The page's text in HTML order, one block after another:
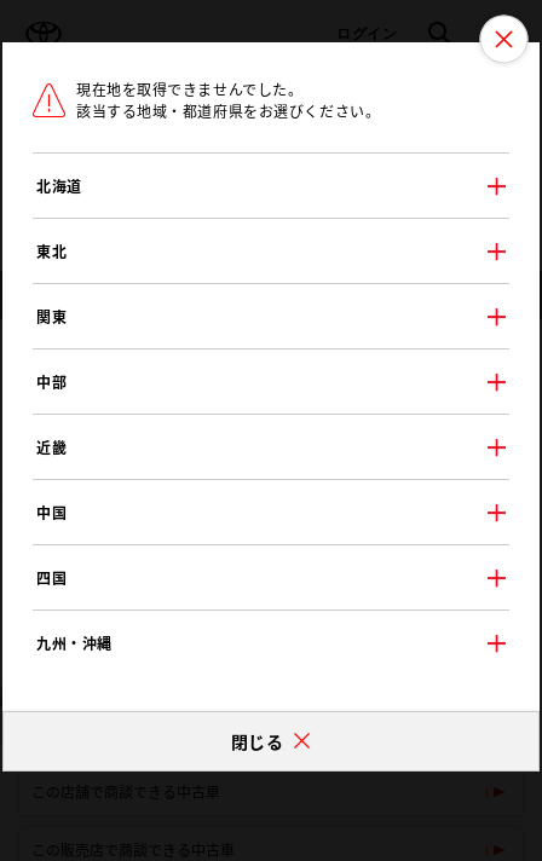
ログイン 検索 メニュ
ラインアップ オーナーサポート
現在地を取得できませんでした。
該当する地域・都道府県をお選びください。
北海道
東北
関東
中部
近畿
中国
四国
九州・沖縄
閉じる
トヨタ認定中古車 メニュー
茨城トヨタ自動車
古河東店
この店舗で商談できる中古車
この販売店で商談できる中古車